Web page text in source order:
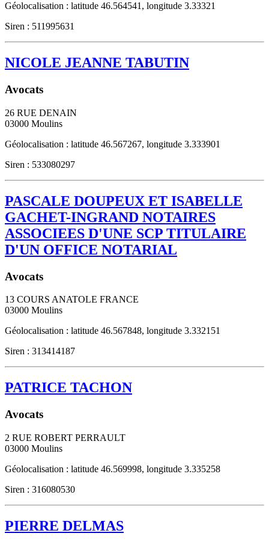
Géolocalisation : latitude 46.564541, longitude 3.33321
Siren : 511995631
NICOLE JEANNE TABUTIN
Avocats
26 RUE DENAIN
03000 Moulins
Géolocalisation : latitude 46.567267, longitude 3.333901
Siren : 533080297
PASCALE DOUPEUX ET ISABELLE
GACHET-INGRAND NOTAIRES
ASSOCIEES D'UNE SCP TITULAIRE
D'UN OFFICE NOTARIAL
Avocats
13 COURS ANATOLE FRANCE
03000 Moulins
Géolocalisation : latitude 46.567848, longitude 3.332151
Siren : 313414187
PATRICE TACHON
Avocats
2 RUE ROBERT PERRAULT
03000 Moulins
Géolocalisation : latitude 46.569998, longitude 3.335258
Siren : 316080530
PIERRE DELMAS